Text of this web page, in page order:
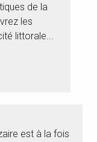
de la
les
littorale...
est à la fois